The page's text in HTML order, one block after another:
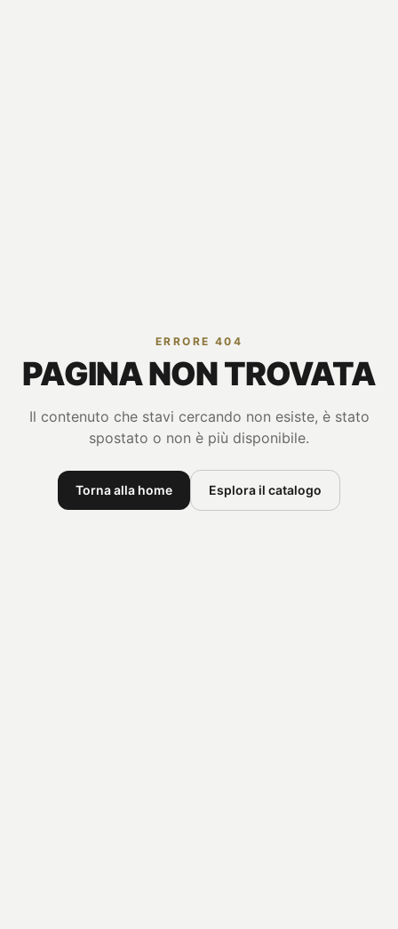
ERRORE 404
PAGINA NON TROVATA
Il contenuto che stavi cercando non esiste, è stato
spostato o non è più disponibile.
Torna alla home Esplora il catalogo